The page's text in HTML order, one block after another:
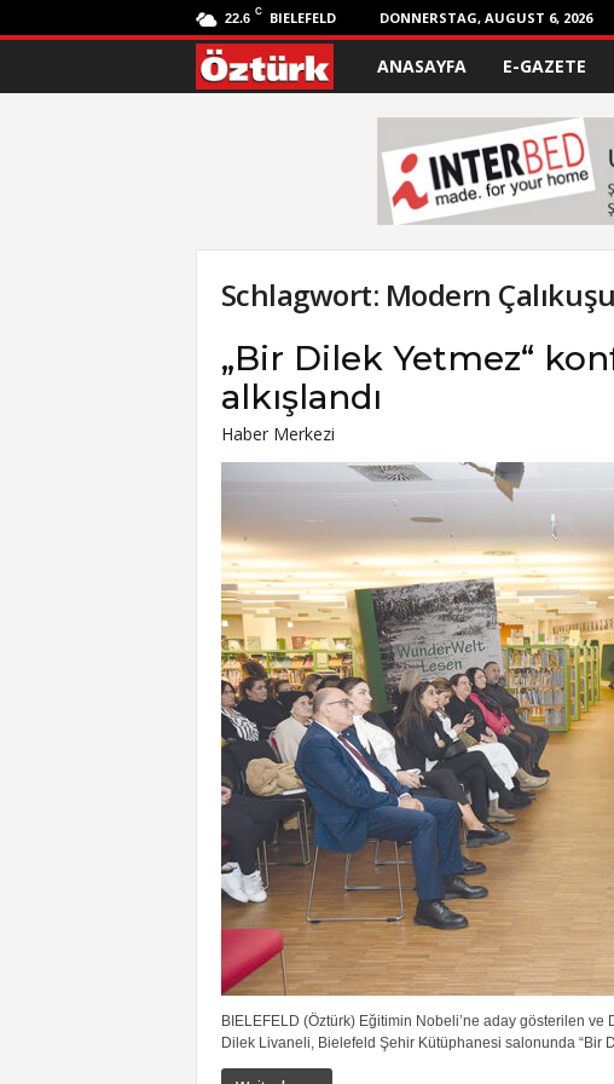
22.6 C BIELEFELD DONNERSTAG, AUGUST 6, 2026
ANASAYFA E-GAZETE
Schlagwort: Modern Çalıkuşu
„Bir Dilek Yetmez“
alkışlandı
Haber Merkezi
BIELEFELD (Öztürk) Eğitimin Nobeli’ne aday gösterilen ve
Dilek Livaneli, Bielefeld Şehir Kütüphanesi salonunda “Bir